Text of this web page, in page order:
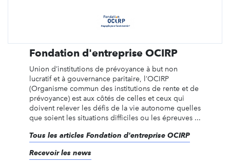
Fondation d'entreprise OCIRP
Union d’institutions de prévoyance à but non
lucratif et à gouvernance paritaire, l’OCIRP
(Organisme commun des institutions de rente et de
prévoyance) est aux côtés de celles et ceux qui
doivent relever les défis de la vie autonome quelles
que soient les situations difficiles ou les épreuves ...
Tous les articles Fondation d'entreprise OCIRP
Recevoir les news